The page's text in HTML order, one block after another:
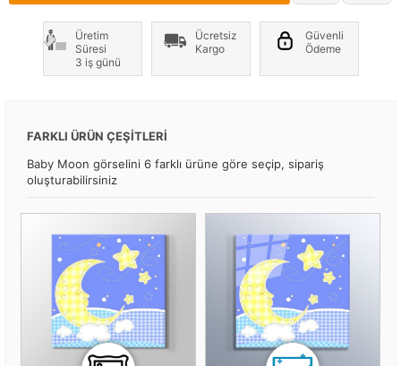
Üretim
Süresi
3 iş günü
Ücretsiz
Kargo
Güvenli
Ödeme
FARKLI ÜRÜN ÇEŞİTLERİ
Baby Moon görselini 6 farklı ürüne göre seçip, sipariş
oluşturabilirsiniz